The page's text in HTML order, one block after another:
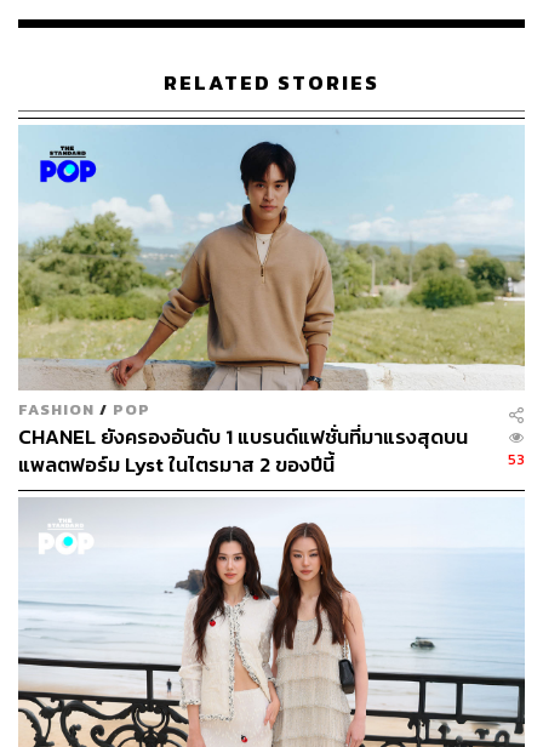
ภาพ:CHRISTOPHE ARCHAMBAULT / AFP
TAGS: Chanel แจน ใบบุญ
78
ABOUT THE AUTHOR
คริสตอฟเฟอร์ สเวนซัน
บรรณาธิการแฟชั่นและคัลเจอร์ต่างประเทศ
ประจำสำนักข่าว THE STANDARD
RELATED STORIES
FASHION / POP
CHANEL ยังครองอันดับ 1 แบรนด์แฟชั่นที่มาแรงสุดบน
แพลตฟอร์ม Lyst ในไตรมาส 2 ของปีนี้
53